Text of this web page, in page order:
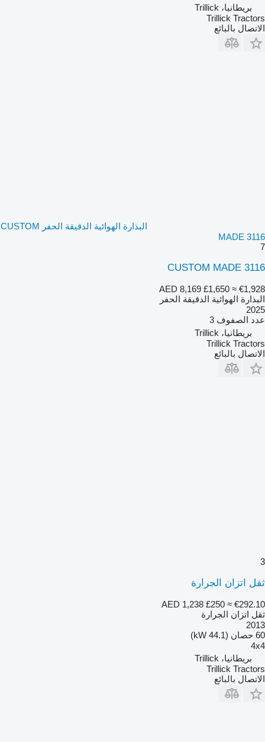
بريطانيا، Trillick
Trillick Tractors
الاتصال بالبائع
البذارة الهوائية الدقيقة الحفر CUSTOM
MADE 3116
7
CUSTOM MADE 3116
AED 8,169 £1,650 ≈ €1,928
البذارة الهوائية الدقيقة الحفر
2025
عدد الصفوف 3
بريطانيا، Trillick
Trillick Tractors
الاتصال بالبائع
3
ثقل اتزان الجرارة
AED 1,238 £250 ≈ €292.10
ثقل اتزان الجرارة
2013
60 حصان (44.1 kW)
4x4
بريطانيا، Trillick
Trillick Tractors
الاتصال بالبائع